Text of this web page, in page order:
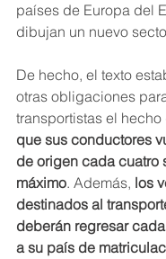
países de Europa del
dibujan un nuevo
De hecho, el texto
otras obligaciones
transportistas el hecho
que sus conductores
de origen cada cuatro
máximo. Además, los
destinados al
deberán regresar
a su país de